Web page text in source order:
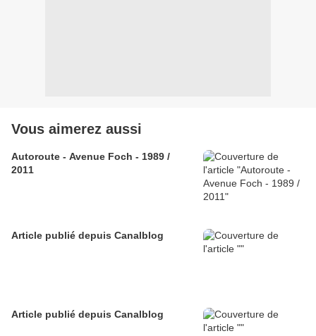
Vous aimerez aussi
Autoroute - Avenue Foch - 1989 /
2011
Article publié depuis Canalblog
Article publié depuis Canalblog